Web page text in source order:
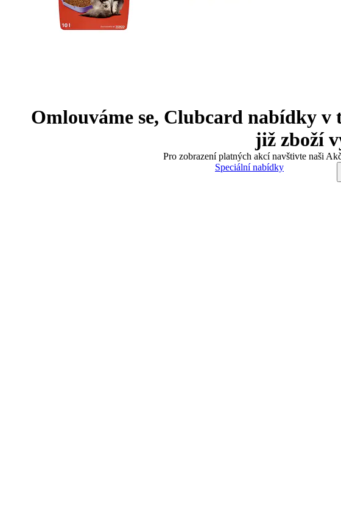
Omlouváme se, Clubcard nabídky
již zboží
Pro zobrazení platných akcí navštivte naši
Speciální nabídky